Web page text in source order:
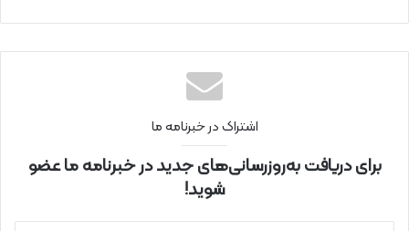
نتی
اشتراک در خبرنامه ما
برای دریافت به‌روزرسانی‌های جدید در خبرنامه ما عضو
شوید!